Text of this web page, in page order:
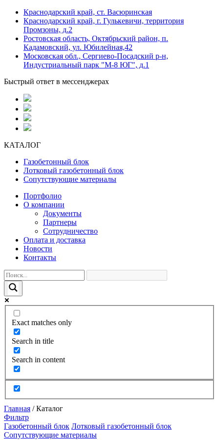
Краснодарский край, ст. Васюринская
Краснодарский край, г. Гулькевичи, территория
Промзоны, д.2
Ростовская область, Октябрьский район, п.
Кадамовский, ул. Юбилейная,42
Московская обл., Сергиево-Посадский р-н,
Индустриальный парк "М-8 ЮГ", д.1
Быстрый ответ в мессенджерах
КАТАЛОГ
Газобетонный блок
Лотковый газобетонный блок
Сопутствующие материалы
Портфолио
О компании
Документы
Партнеры
Сотрудничество
Оплата и доставка
Новости
Контакты
Exact matches only
Search in title
Search in content
Главная /Каталог
Фильтр
Газобетонный блок Лотковый газобетонный блок
Сопутствующие материалы